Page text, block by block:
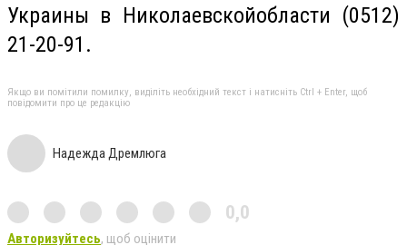
Украины в Николаевскойобласти (0512)
21-20-91.
Якщо ви помітили помилку, виділіть необхідний текст і натисніть Ctrl + Enter, щоб
повідомити про це редакцію
Надежда Дремлюга
0,0
Авторизуйтесь, щоб оцінити